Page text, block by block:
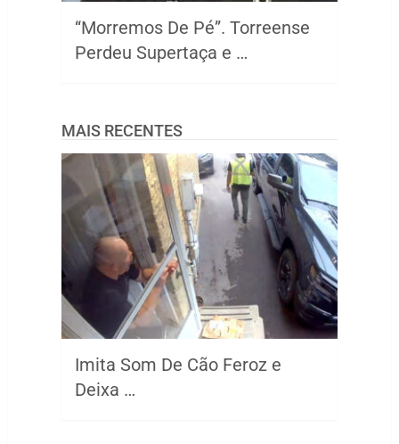
“Morremos De Pé”. Torreense
Perdeu Supertaça e …
MAIS RECENTES
Imita Som De Cão Feroz e
Deixa …